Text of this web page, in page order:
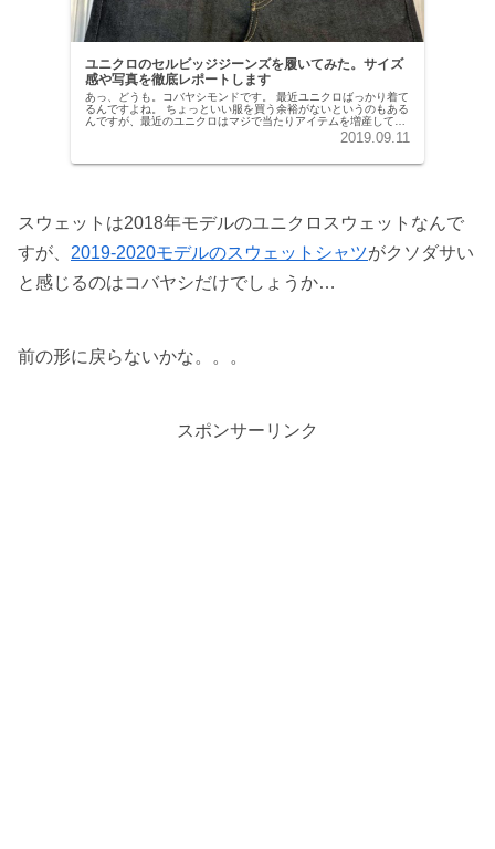
ユニクロのセルビッジジーンズを履いてみた。サイズ
感や写真を徹底レポートします
あっ、どうも。コバヤシモンドです。 最近ユニクロばっかり着て
るんですよね。 ちょっといい服を買う余裕がないというのもある
んですが、最近のユニクロはマジで当たりアイテムを増産してい
ます。 ユニクロをまだ甘く見ているという人は、このストレッチ
2019.09.11
スウェットは2018年モデルのユニクロスウェットなんで
すが、 2019-2020モデルのスウェットシャツがクソダサい
と感じるのはコバヤシだけでしょうか…
前の形に戻らないかな。。。
スポンサーリンク